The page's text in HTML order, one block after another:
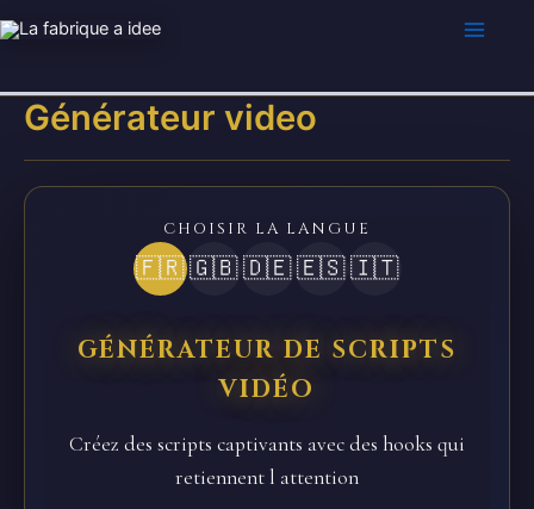
au
Générateur video
CHOISIR LA LANGUE
🇫🇷 🇬🇧 🇩🇪 🇪🇸 🇮🇹
GÉNÉRATEUR DE SCRIPTS
VIDÉO
Créez des scripts captivants avec des hooks qui
retiennent l attention